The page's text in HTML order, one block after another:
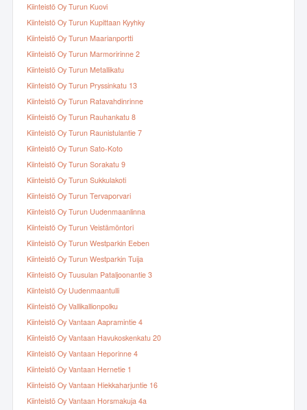
Kiinteistö Oy Turun Kuovi
Kiinteistö Oy Turun Kupittaan Kyyhky
Kiinteistö Oy Turun Maarianportti
Kiinteistö Oy Turun Marmoririnne 2
Kiinteistö Oy Turun Metallikatu
Kiinteistö Oy Turun Pryssinkatu 13
Kiinteistö Oy Turun Ratavahdinrinne
Kiinteistö Oy Turun Rauhankatu 8
Kiinteistö Oy Turun Raunistulantie 7
Kiinteistö Oy Turun Sato-Koto
Kiinteistö Oy Turun Sorakatu 9
Kiinteistö Oy Turun Sukkulakoti
Kiinteistö Oy Turun Tervaporvari
Kiinteistö Oy Turun Uudenmaanlinna
Kiinteistö Oy Turun Veistämöntori
Kiinteistö Oy Turun Westparkin Eeben
Kiinteistö Oy Turun Westparkin Tuija
Kiinteistö Oy Tuusulan Pataljoonantie 3
Kiinteistö Oy Uudenmaantulli
Kiinteistö Oy Vallikallionpolku
Kiinteistö Oy Vantaan Aapramintie 4
Kiinteistö Oy Vantaan Havukoskenkatu 20
Kiinteistö Oy Vantaan Heporinne 4
Kiinteistö Oy Vantaan Hernetie 1
Kiinteistö Oy Vantaan Hiekkaharjuntie 16
Kiinteistö Oy Vantaan Horsmakuja 4a